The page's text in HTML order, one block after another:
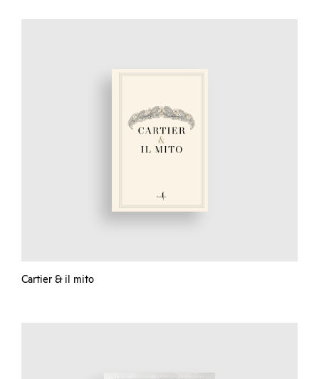
Cartier & il mito